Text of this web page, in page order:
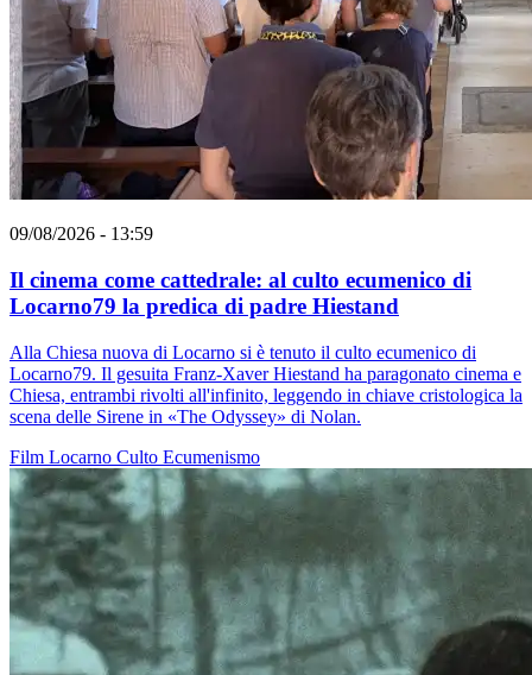
09/08/2026 - 13:59
Il cinema come cattedrale: al culto ecumenico di
Locarno79 la predica di padre Hiestand
Alla Chiesa nuova di Locarno si è tenuto il culto ecumenico di
Locarno79. Il gesuita Franz-Xaver Hiestand ha paragonato cinema e
Chiesa, entrambi rivolti all'infinito, leggendo in chiave cristologica la
scena delle Sirene in «The Odyssey» di Nolan.
Film Locarno Culto Ecumenismo